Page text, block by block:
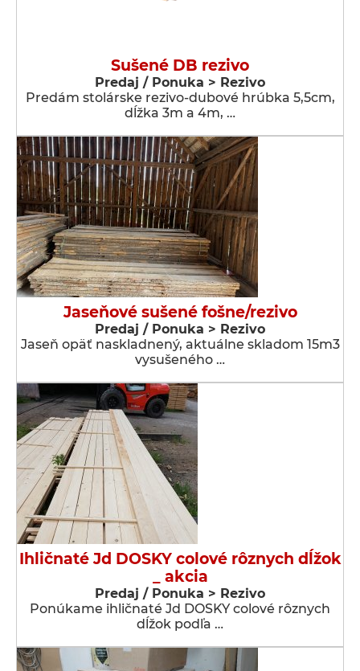
Sušené DB rezivo
Predaj / Ponuka > Rezivo
Predám stolárske rezivo-dubové hrúbka 5,5cm,
dĺžka 3m a 4m, …
Jaseňové sušené fošne/rezivo
Predaj / Ponuka > Rezivo
Jaseň opäť naskladnený, aktuálne skladom 15m3
vysušeného …
Ihličnaté Jd DOSKY colové rôznych dĺžok
_ akcia
Predaj / Ponuka > Rezivo
Ponúkame ihličnaté Jd DOSKY colové rôznych
dĺžok podľa …